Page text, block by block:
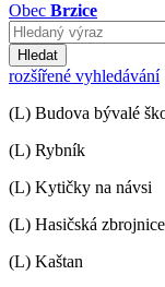
Obec Brzice
Hledat
rozšířené vyhledávání
(L) Budova bývalé
(L) Rybník
(L) Kytičky na návsi
(L) Hasičská zbrojnice
(L) Kaštan